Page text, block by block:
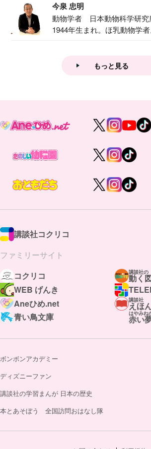
今泉 忠明
動物学者 日本動物科学研
1944年生まれ。ほ乳動物学
もっと見る
講談社コクリコ
ファミリーサイト
コクリコ
講談社の
動く
WEB げんき
Aneひめ.net
講談社
えほ
青い鳥文庫
はやみね
赤い
ボンボンアカデミー
ディズニーファン
講談社の学習まんが 日本の歴史
本とあそぼう 全国訪問おはなし隊